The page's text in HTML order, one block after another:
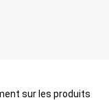
sur les produits